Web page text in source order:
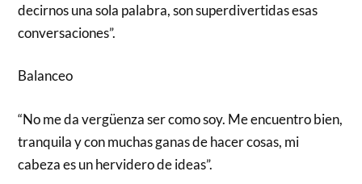
decirnos una sola palabra, son superdivertidas esas
conversaciones”.
Balanceo
“No me da vergüenza ser como soy. Me encuentro bien,
tranquila y con muchas ganas de hacer cosas, mi
cabeza es un hervidero de ideas”.